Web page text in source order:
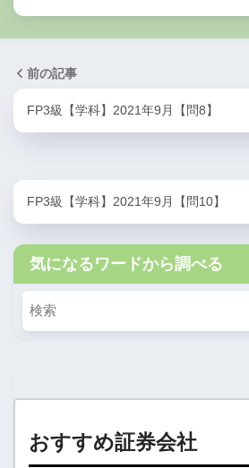
前の記事
FP3級【学科】2021年9月【問8】
FP3級【学科】2021年9月【問10】
気になるワードから調べる
おすすめ証券会社